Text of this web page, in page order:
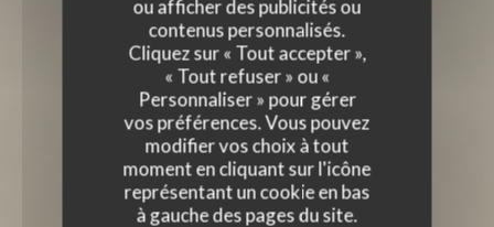
ou afficher des publicités ou
contenus personnalisés.
Cliquez sur « Tout accepter »,
« Tout refuser » ou «
Personnaliser » pour gérer
vos préférences. Vous pouvez
modifier vos choix à tout
moment en cliquant sur l'icône
représentant un cookie en bas
à gauche des pages du site.